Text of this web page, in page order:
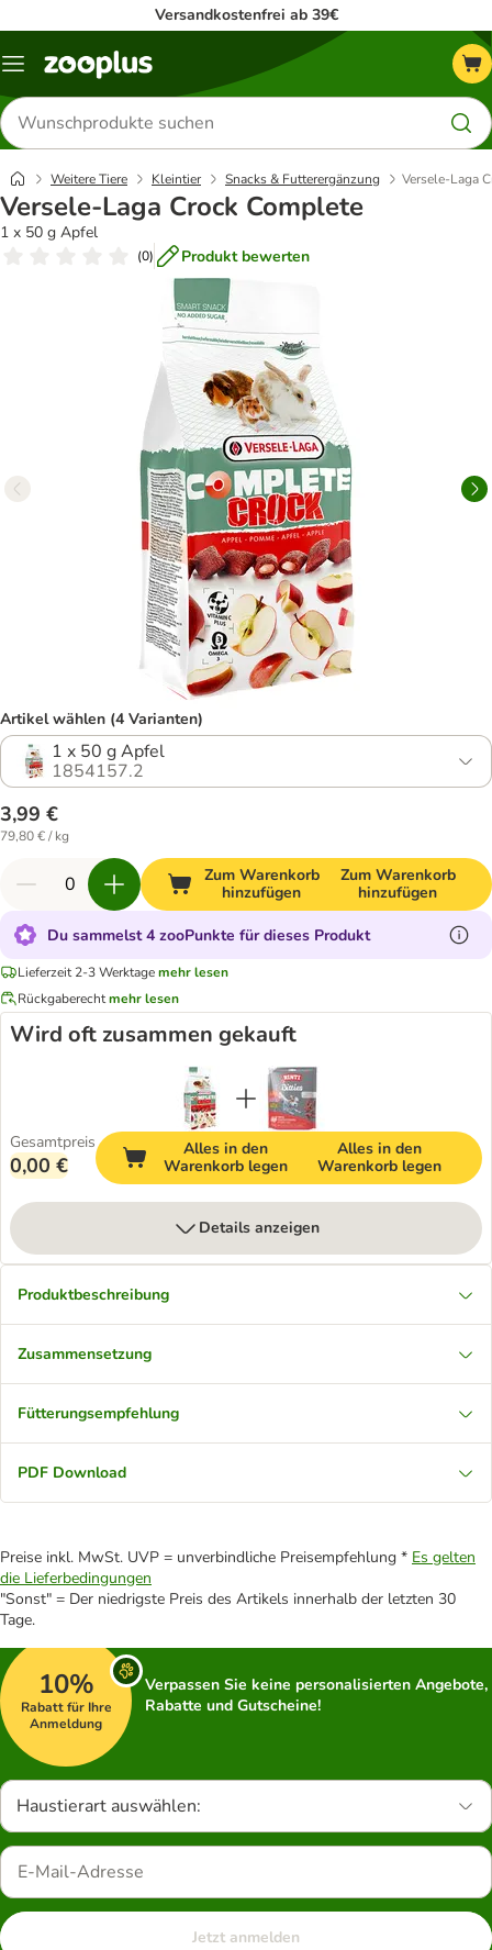
Versandkostenfrei ab 39€
Menü
Produkte
suchen
Weitere Tiere Kleintier Snacks & Futterergänzung Versele-Laga
Versele-Laga Crock Complete
1 x 50 g Apfel
(0) Produkt bewerten
Artikel wählen (4 Varianten)
1 x 50 g Apfel
1854157.2
3,99 €
79,80 € / kg
Zum Warenkorb
hinzufügen
Zum Warenkorb
hinzufügen
Du sammelst 4 zooPunkte für dieses Produkt
Lieferzeit 2-3 Werktagemehr lesen
Rückgaberechtmehr lesen
Wird oft zusammen gekauft
Gesamtpreis
0,00 €
Alles in den
Warenkorb legen
Alles in den
Warenkorb legen
Details anzeigen
Produktbeschreibung
Zusammensetzung
Fütterungsempfehlung
PDF Download
Preise inkl. MwSt. UVP = unverbindliche Preisempfehlung * Es gelten
die Lieferbedingungen
"Sonst" = Der niedrigste Preis des Artikels innerhalb der letzten 30
Tage.
10%
Rabatt für Ihre
Anmeldung
Verpassen Sie keine personalisierten Angebote,
Rabatte und Gutscheine!
Haustierart auswählen:
Jetzt anmelden